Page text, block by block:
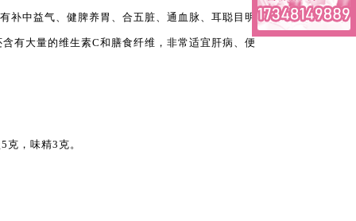
补中益气、健脾养胃、合五脏、通血脉、耳聪目明、
有大量的维生素C和膳食纤维，非常适宜肝病、便
，味精3克。